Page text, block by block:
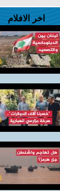
اخر الافلام